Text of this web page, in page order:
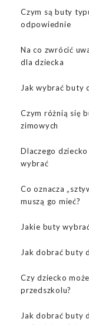
Czym są buty
odpowiednie
Na co zwrócić
dla dziecka
Jak wybrać buty
Czym różnią się
zimowych
Dlaczego
wybrać
Co oznacza
muszą go mieć?
Jakie buty
Jak dobrać buty
Czy dziecko
przedszkolu?
Jak dobrać buty